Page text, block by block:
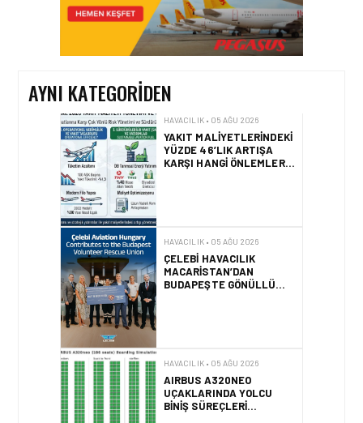
AYNI KATEGORIDEN
YAKIT MALIYETLERINDEKI
YÜZDE 46’LIK ARTIŞA
KARŞI HANGI ÖNLEMLER
ALINIYOR?
ÇELEBI HAVACILIK
MACARISTAN’DAN
BUDAPEŞTE GÖNÜLLÜ
KURTARMA BIRLIĞI’NE
AIRBUS A320NEO
UÇAKLARINDA YOLCU
BINIŞ SÜREÇLERI
SIMÜLASYONLA TEST
ENÇOK KUŞ ÇARPMA
OLAYINI RAPOR ETTI